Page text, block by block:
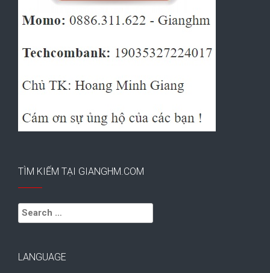
TÌM KIẾM TẠI GIANGHM.COM
Search
for:
LANGUAGE